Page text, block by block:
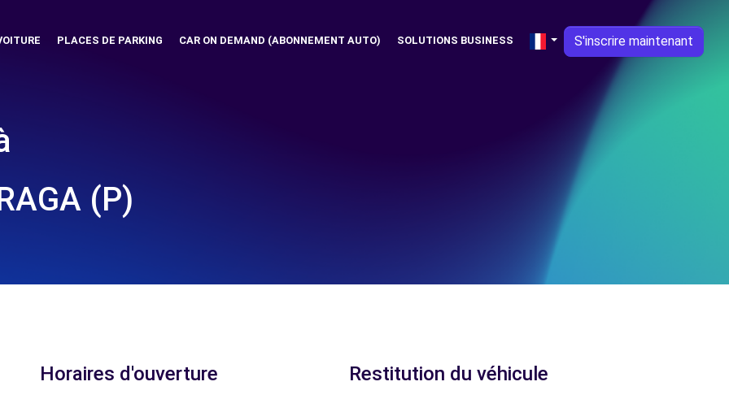
PLACES DE PARKING CAR ON DEMAND (ABONNEMENT AUTO) SOLUTIONS BUSINESS S'inscrire maintenant
(P)
Horaires d'ouverture Restitution du véhicule